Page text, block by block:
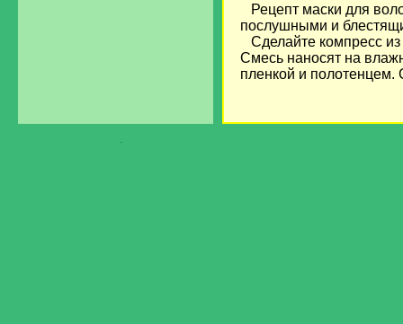
Рецепт маски для
послушными и
Сделайте компресс из
Смесь наносят на
пленкой и